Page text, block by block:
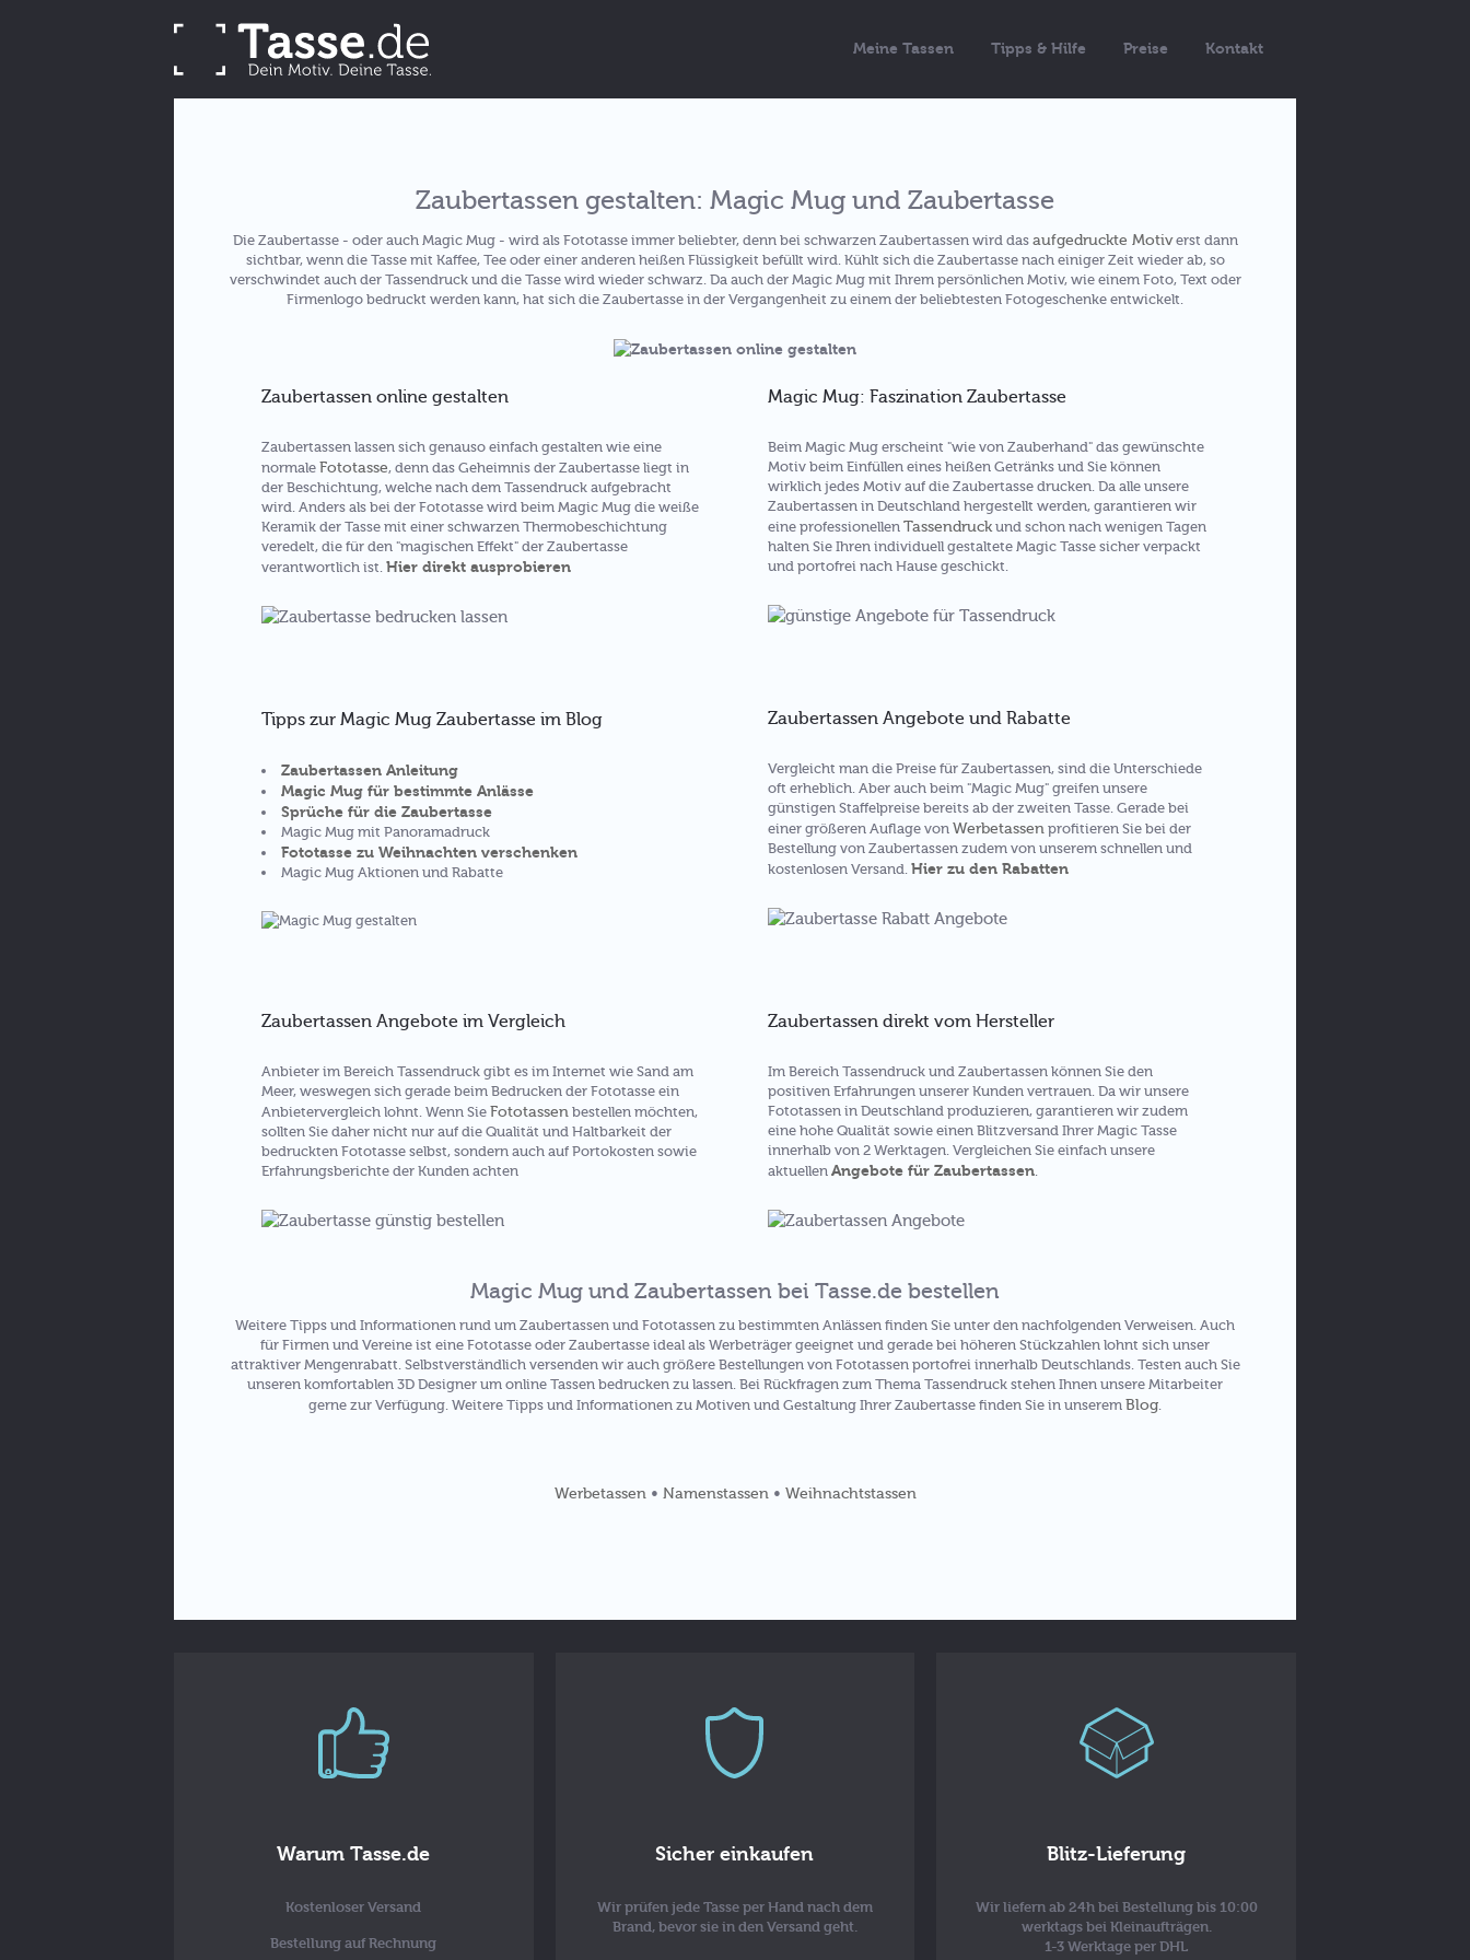
Meine Tassen Tipps & Hilfe Preise Kontakt
Zaubertassen gestalten: Magic Mug und Zaubertasse
Die Zaubertasse - oder auch Magic Mug - wird als Fototasse immer beliebter, denn bei schwarzen Zaubertassen wird das aufgedruckte Motiverst dann
sichtbar, wenn die Tasse mit Kaffee, Tee oder einer anderen heißen Flüssigkeit befüllt wird. Kühlt sich die Zaubertasse nach einiger Zeit wieder ab, so
verschwindet auch der Tassendruck und die Tasse wird wieder schwarz. Da auch der Magic Mug mit Ihrem persönlichen Motiv, wie einem Foto, Text oder
Firmenlogo bedruckt werden kann, hat sich die Zaubertasse in der Vergangenheit zu einem der beliebtesten Fotogeschenke entwickelt.
Zaubertassen online gestalten
Zaubertassen lassen sich genauso einfach gestalten wie eine
normale Fototasse, denn das Geheimnis der Zaubertasse liegt in
der Beschichtung, welche nach dem Tassendruck aufgebracht
wird. Anders als bei der Fototasse wird beim Magic Mug die weiße
Keramik der Tasse mit einer schwarzen Thermobeschichtung
veredelt, die für den "magischen Effekt" der Zaubertasse
verantwortlich ist. Hier direkt ausprobieren
Tipps zur Magic Mug Zaubertasse im Blog
Zaubertassen Anleitung
Magic Mug für bestimmte Anlässe
Sprüche für die Zaubertasse
Magic Mug mit Panoramadruck
Fototasse zu Weihnachten verschenken
Magic Mug Aktionen und Rabatte
Zaubertassen Angebote im Vergleich
Anbieter im Bereich Tassendruck gibt es im Internet wie Sand am
Meer, weswegen sich gerade beim Bedrucken der Fototasse ein
Anbietervergleich lohnt. Wenn Sie Fototassen bestellen möchten,
sollten Sie daher nicht nur auf die Qualität und Haltbarkeit der
bedruckten Fototasse selbst, sondern auch auf Portokosten sowie
Erfahrungsberichte der Kunden achten
Magic Mug: Faszination Zaubertasse
Beim Magic Mug erscheint "wie von Zauberhand" das gewünschte
Motiv beim Einfüllen eines heißen Getränks und Sie können
wirklich jedes Motiv auf die Zaubertasse drucken. Da alle unsere
Zaubertassen in Deutschland hergestellt werden, garantieren wir
eine professionellen Tassendruckund schon nach wenigen Tagen
halten Sie Ihren individuell gestaltete Magic Tasse sicher verpackt
und portofrei nach Hause geschickt.
Zaubertassen Angebote und Rabatte
Vergleicht man die Preise für Zaubertassen, sind die Unterschiede
oft erheblich. Aber auch beim "Magic Mug" greifen unsere
günstigen Staffelpreise bereits ab der zweiten Tasse. Gerade bei
einer größeren Auflage von Werbetassen profitieren Sie bei der
Bestellung von Zaubertassen zudem von unserem schnellen und
kostenlosen Versand. Hier zu den Rabatten
Zaubertassen direkt vom Hersteller
Im Bereich Tassendruck und Zaubertassen können Sie den
positiven Erfahrungen unserer Kunden vertrauen. Da wir unsere
Fototassen in Deutschland produzieren, garantieren wir zudem
eine hohe Qualität sowie einen Blitzversand Ihrer Magic Tasse
innerhalb von 2 Werktagen. Vergleichen Sie einfach unsere
aktuellen Angebote für Zaubertassen
Magic Mug und Zaubertassen bei Tasse.de bestellen
Weitere Tipps und Informationen rund um Zaubertassen und Fototassen zu bestimmten Anlässen finden Sie unter den nachfolgenden Verweisen. Auch
für Firmen und Vereine ist eine Fototasse oder Zaubertasse ideal als Werbeträger geeignet und gerade bei höheren Stückzahlen lohnt sich unser
attraktiver Mengenrabatt. Selbstverständlich versenden wir auch größere Bestellungen von Fototassen portofrei innerhalb Deutschlands. Testen auch Sie
unseren komfortablen 3D Designer um online Tassen bedrucken zu lassen. Bei Rückfragen zum Thema Tassendruck stehen Ihnen unsere Mitarbeiter
gerne zur Verfügung. Weitere Tipps und Informationen zu Motiven und Gestaltung Ihrer Zaubertasse finden Sie in unserem Blog
Werbetassen • Namenstassen • Weihnachtstassen
Warum Tasse.de
Kostenloser Versand
Bestellung auf Rechnung
Sicher einkaufen
Wir prüfen jede Tasse per Hand nach dem
Brand, bevor sie in den Versand geht.
Blitz-Lieferung
Wir liefern ab 24h bei Bestellung bis 10:00
werktags bei Kleinaufträgen.
1-3 Werktage per DHL